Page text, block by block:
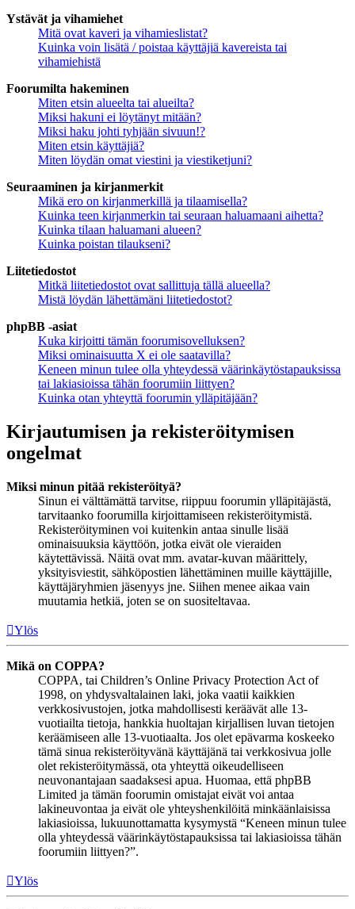
Ystävät ja vihamiehet
Mitä ovat kaveri ja vihamieslistat?
Kuinka voin lisätä / poistaa käyttäjiä kavereista tai
vihamiehistä
Foorumilta hakeminen
Miten etsin alueelta tai alueilta?
Miksi hakuni ei löytänyt mitään?
Miksi haku johti tyhjään sivuun!?
Miten etsin käyttäjiä?
Miten löydän omat viestini ja viestiketjuni?
Seuraaminen ja kirjanmerkit
Mikä ero on kirjanmerkillä ja tilaamisella?
Kuinka teen kirjanmerkin tai seuraan haluamaani aihetta?
Kuinka tilaan haluamani alueen?
Kuinka poistan tilaukseni?
Liitetiedostot
Mitkä liitetiedostot ovat sallittuja tällä alueella?
Mistä löydän lähettämäni liitetiedostot?
phpBB -asiat
Kuka kirjoitti tämän foorumisovelluksen?
Miksi ominaisuutta X ei ole saatavilla?
Keneen minun tulee olla yhteydessä väärinkäytöstapauksissa
tai lakiasioissa tähän foorumiin liittyen?
Kuinka otan yhteyttä foorumin ylläpitäjään?
Kirjautumisen ja rekisteröitymisen
ongelmat
Miksi minun pitää rekisteröityä?
Sinun ei välttämättä tarvitse, riippuu foorumin ylläpitäjästä,
tarvitaanko foorumilla kirjoittamiseen rekisteröitymistä.
Rekisteröityminen voi kuitenkin antaa sinulle lisää
ominaisuuksia käyttöön, jotka eivät ole vieraiden
käytettävissä. Näitä ovat mm. avatar-kuvan määrittely,
yksityisviestit, sähköpostien lähettäminen muille käyttäjille,
käyttäjäryhmien jäsenyys jne. Siihen menee aikaa vain
muutamia hetkiä, joten se on suositeltavaa.
Ylös
Mikä on COPPA?
COPPA, tai Children’s Online Privacy Protection Act of
1998, on yhdysvaltalainen laki, joka vaatii kaikkien
verkkosivustojen, jotka mahdollisesti keräävät alle 13-
vuotiailta tietoja, hankkia huoltajan kirjallisen luvan tietojen
keräämiseen alle 13-vuotiaalta. Jos olet epävarma koskeeko
tämä sinua rekisteröityvänä käyttäjänä tai verkkosivua jolle
olet rekisteröitymässä, ota yhteyttä oikeudelliseen
neuvonantajaan saadaksesi apua. Huomaa, että phpBB
Limited ja tämän foorumin omistajat eivät voi antaa
lakineuvontaa ja eivät ole yhteyshenkilöitä minkäänlaisissa
lakiasioissa, lukuunottamatta kysymystä “Keneen minun tulee
olla yhteydessä väärinkäytöstapauksissa tai lakiasioissa tähän
foorumiin liittyen?”.
Ylös